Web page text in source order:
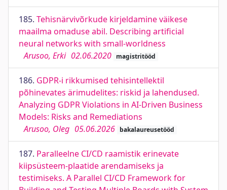
185. Tehisnärvivõrkude kirjeldamine väikese
maailma omaduse abil. Describing artificial
neural networks with small-worldness
Arusoo, Erki 02.06.2020 magistritööd
186. GDPR-i rikkumised tehisintellektil
põhinevates ärimudelites: riskid ja lahendused.
Analyzing GDPR Violations in AI-Driven Business
Models: Risks and Remediations
Arusoo, Oleg 05.06.2026 bakalaureusetööd
187. Paralleelne CI/CD raamistik erinevate
kiipsüsteem-plaatide arendamiseks ja
testimiseks. A Parallel CI/CD Framework for